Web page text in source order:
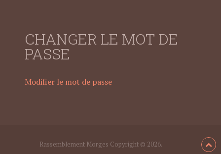
CHANGER LE MOT DE
PASSE
Modifier le mot de passe
Rassemblement Morges Copyright © 2026.